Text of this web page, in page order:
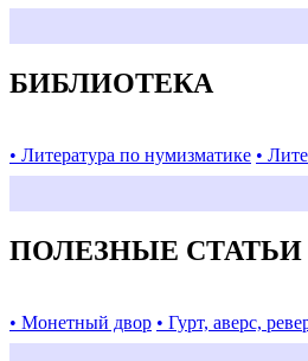
БИБЛИОТЕКА
• Литература по нумизматике •
ПОЛЕЗНЫЕ СТАТЬИ
• Монетный двор • Гурт, аверс,